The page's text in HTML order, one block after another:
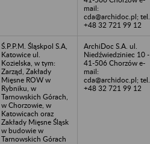
mail:
cda@archidoc.pl; tel.
+48 32 721 99 12
Ś.P.P.M. Śląskpol S.A,
Katowice ul.
Kozielska, w tym:
Zarząd, Zakłady
Mięsne ROW w
Rybniku, w
Tarnowskich Górach,
w Chorzowie, w
Katowicach oraz
Zakłady Mięsne Śląsk
w budowie w
Tarnowskich Górach
ArchiDoc S.A. ul.
Niedźwiedziniec 10 -
41-506 Chorzów e-
mail:
cda@archidoc.pl; tel.
+48 32 721 99 12